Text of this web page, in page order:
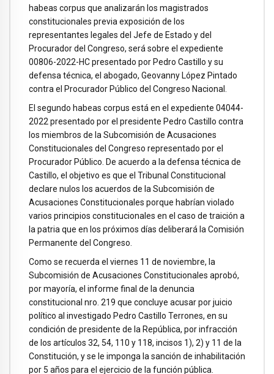
habeas corpus que analizarán los magistrados
constitucionales previa exposición de los
representantes legales del Jefe de Estado y del
Procurador del Congreso, será sobre el expediente
00806-2022-HC presentado por Pedro Castillo y su
defensa técnica, el abogado, Geovanny López Pintado
contra el Procurador Público del Congreso Nacional.
El segundo habeas corpus está en el expediente 04044-
2022 presentado por el presidente Pedro Castillo contra
los miembros de la Subcomisión de Acusaciones
Constitucionales del Congreso representado por el
Procurador Público. De acuerdo a la defensa técnica de
Castillo, el objetivo es que el Tribunal Constitucional
declare nulos los acuerdos de la Subcomisión de
Acusaciones Constitucionales porque habrían violado
varios principios constitucionales en el caso de traición a
la patria que en los próximos días deliberará la Comisión
Permanente del Congreso.
Como se recuerda el viernes 11 de noviembre, la
Subcomisión de Acusaciones Constitucionales aprobó,
por mayoría, el informe final de la denuncia
constitucional nro. 219 que concluye acusar por juicio
político al investigado Pedro Castillo Terrones, en su
condición de presidente de la República, por infracción
de los artículos 32, 54, 110 y 118, incisos 1), 2) y 11 de la
Constitución, y se le imponga la sanción de inhabilitación
por 5 años para el ejercicio de la función pública.